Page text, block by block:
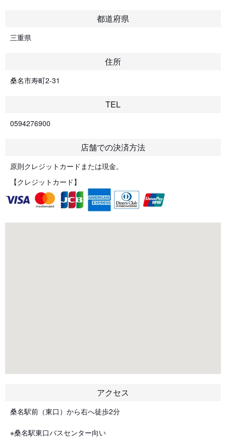
都道府県
三重県
住所
桑名市寿町2-31
TEL
0594276900
店舗での決済方法
原則クレジットカードまたは現金。
【クレジットカード】
アクセス
桑名駅前（東口）から右へ徒歩2分
※桑名駅東口バスセンター向い